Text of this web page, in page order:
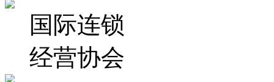
国际连锁
经营协会